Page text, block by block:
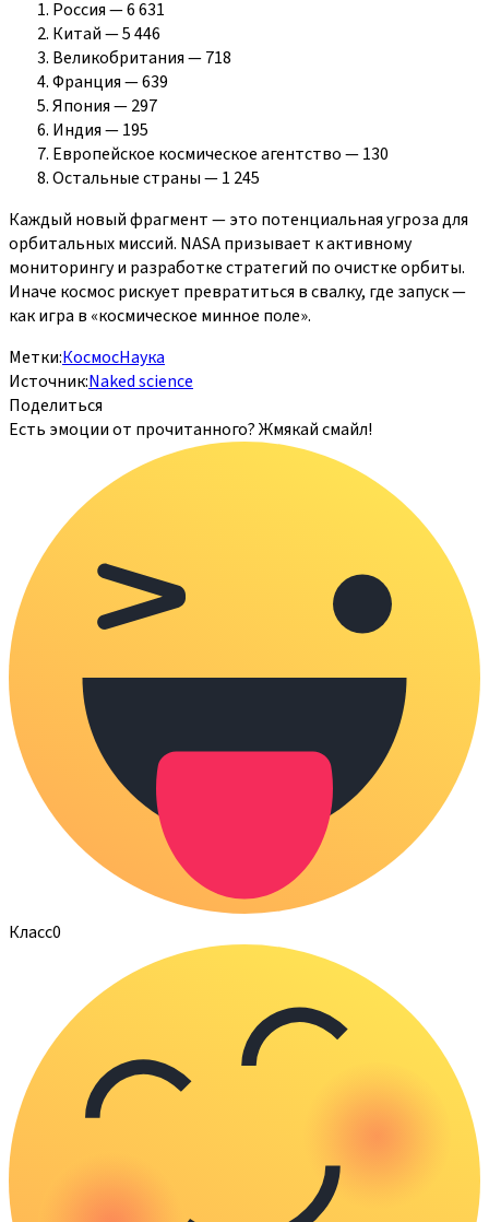
Россия — 6 631
Китай — 5 446
Великобритания — 718
Франция — 639
Япония — 297
Индия — 195
Европейское космическое агентство — 130
Остальные страны — 1 245
Каждый новый фрагмент — это потенциальная угроза для
орбитальных миссий. NASA призывает к активному
мониторингу и разработке стратегий по очистке орбиты.
Иначе космос рискует превратиться в свалку, где запуск —
как игра в «космическое минное поле».
Метки:КосмосНаука
Источник:Naked science
Поделиться
Есть эмоции от прочитанного? Жмякай смайл!
Класс0